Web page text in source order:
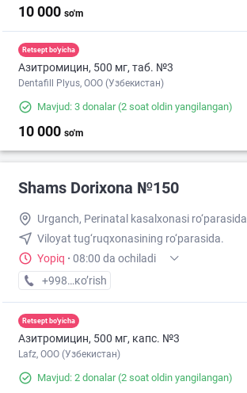
10 000 so'm
Retsept bo'yicha
Азитромицин, 500 мг, таб. №3
Dentafill Plyus, ООО (Узбекистан)
Mavjud: 3 donalar(2 soat oldin yangilangan)
10 000 so'm
Shams Dorixona №150
Urganch, Perinatal kasalxonasi ro‘parasida
Viloyat tug‘ruqxonasining ro‘parasida.
Yopiq · 08:00 da ochiladi
+998 (79) XXX-XX-XX
кo’rish
Retsept bo'yicha
Азитромицин, 500 мг, капс. №3
Lafz, ООО (Узбекистан)
Mavjud: 2 donalar(2 soat oldin yangilangan)